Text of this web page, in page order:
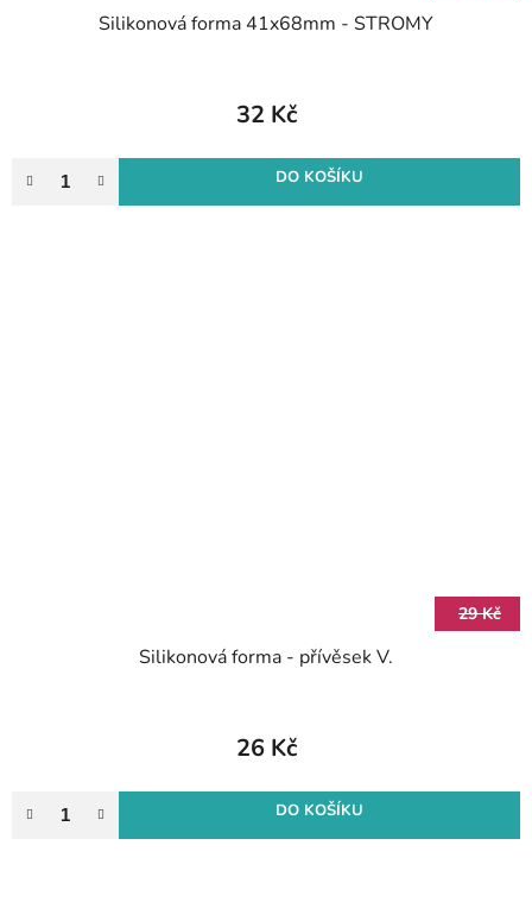
Silikonová forma 41x68mm - STROMY
32 Kč
DO KOŠÍKU
29 Kč
Silikonová forma - přívěsek V.
26 Kč
DO KOŠÍKU